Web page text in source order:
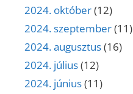
2024. október(12)
2024. szeptember(11)
2024. augusztus(16)
2024. július(12)
2024. június(11)